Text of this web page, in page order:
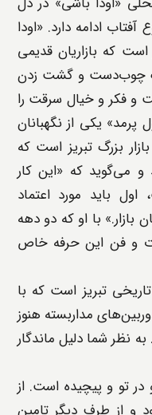
ادامه دارد. «اودا
است که بازاریان قدیمی
یک چوب‌دست و گشت زدن
و فکر و خیال سرقت را
پرمد» یکی از نگهبانان
بزرگ تبریز است که
و می‌گوید که «این کار
باید مورد اعتماد
بازار.» با او که دو دهه
فوت و فن این حرفه خاص
تبریز است که با
مداربسته هنوز
نظر شما دلیل ماندگار
در تو و پیچیده است. از